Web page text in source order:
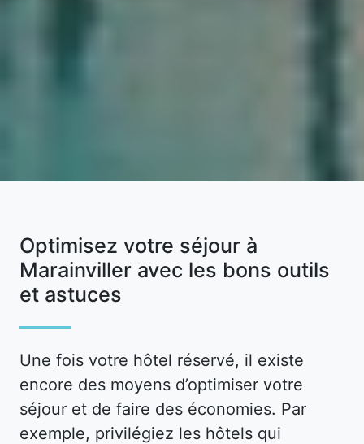
Optimisez votre séjour à
Marainviller avec les bons outils
et astuces
Une fois votre hôtel réservé, il existe
encore des moyens d’optimiser votre
séjour et de faire des économies. Par
exemple, privilégiez les hôtels qui